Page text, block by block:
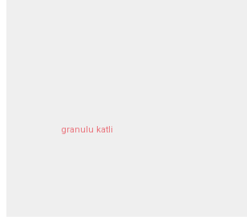
granulu katli